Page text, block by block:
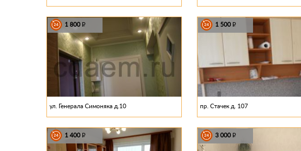
ул. Генерала Симоняка д.10
1 800 P
пр. Стачек д. 107
1 500 P
1 400 P 3 000 P